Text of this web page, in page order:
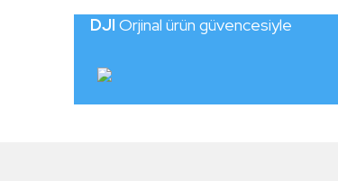
DJI Orjinal ürün güvencesiyle